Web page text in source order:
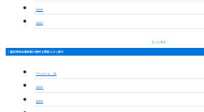
2LDK
3LDK
もっと見る
熱田神宮伝馬町駅の物件を間取りから探す
ワンルーム・1K
1LDK
2LDK